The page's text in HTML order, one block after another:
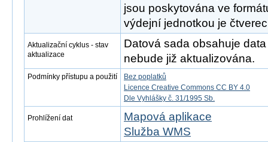
jsou poskytována ve
výdejní jednotkou je
Aktualizační cyklus - stav
aktualizace
Datová sada obsahuje
nebude již aktualizována.
Podmínky přístupu a použití
Bez poplatků
Licence Creative Commons CC BY 4.0
Dle Vyhlášky č. 31/1995 Sb.
Prohlížení dat
Mapová aplikace
Služba WMS